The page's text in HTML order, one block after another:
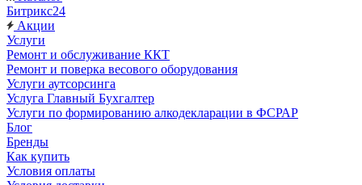
Битрикс24
Акции
Услуги
Ремонт и обслуживание ККТ
Ремонт и поверка весового оборудования
Услуги аутсорсинга
Услуга Главный Бухгалтер
Услуги по формированию алкодекларации в ФСРАР
Блог
Бренды
Как купить
Условия оплаты